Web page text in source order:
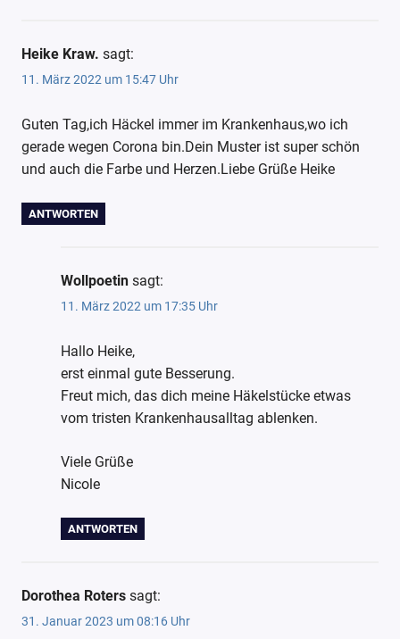
Heike Kraw. sagt:
11. März 2022 um 15:47 Uhr
Guten Tag,ich Häckel immer im Krankenhaus,wo ich
gerade wegen Corona bin.Dein Muster ist super schön
und auch die Farbe und Herzen.Liebe Grüße Heike
ANTWORTEN
Wollpoetin sagt:
11. März 2022 um 17:35 Uhr
Hallo Heike,
erst einmal gute Besserung.
Freut mich, das dich meine Häkelstücke etwas
vom tristen Krankenhausalltag ablenken.
Viele Grüße
Nicole
ANTWORTEN
Dorothea Roters sagt:
31. Januar 2023 um 08:16 Uhr